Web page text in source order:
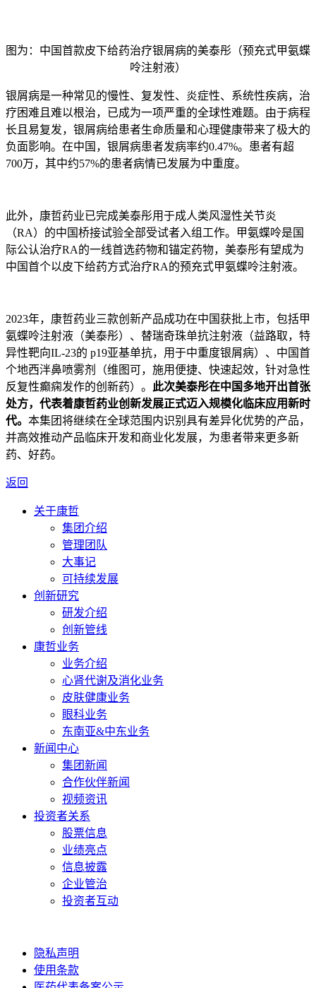
图为：中国首款皮下给药治疗银屑病的美泰彤（预充式甲氨蝶
呤注射液）
银屑病是一种常见的慢性、复发性、炎症性、系统性疾病，治
疗困难且难以根治，已成为一项严重的全球性难题。由于病程
长且易复发，银屑病给患者生命质量和心理健康带来了极大的
负面影响。在中国，银屑病患者发病率约0.47%。患者有超
700万，其中约57%的患者病情已发展为中重度。
此外，康哲药业已完成美泰彤用于成人类风湿性关节炎
（RA）的中国桥接试验全部受试者入组工作。甲氨蝶呤是国
际公认治疗RA的一线首选药物和锚定药物，美泰彤有望成为
中国首个以皮下给药方式治疗RA的预充式甲氨蝶呤注射液。
2023年，康哲药业三款创新产品成功在中国获批上市，包括甲
氨蝶呤注射液（美泰彤）、替瑞奇珠单抗注射液（益路取，特
异性靶向IL-23的 p19亚基单抗，用于中重度银屑病）、中国首
个地西泮鼻喷雾剂（维图可，施用便捷、快速起效，针对急性
反复性癫痫发作的创新药）。
此次美泰彤在中国多地开出首张
处方，代表着康哲药业创新发展正式迈入规模化临床应用新时
代。 本集团将继续在全球范围内识别具有差异化优势的产品，
并高效推动产品临床开发和商业化发展，为患者带来更多新
药、好药。
返回
关于康哲
集团介绍
管理团队
大事记
可持续发展
创新研究
研发介绍
创新管线
康哲业务
业务介绍
心肾代谢及消化业务
皮肤健康业务
眼科业务
东南亚&中东业务
新闻中心
集团新闻
合作伙伴新闻
视频资讯
投资者关系
股票信息
业绩亮点
信息披露
企业管治
投资者互动
隐私声明
使用条款